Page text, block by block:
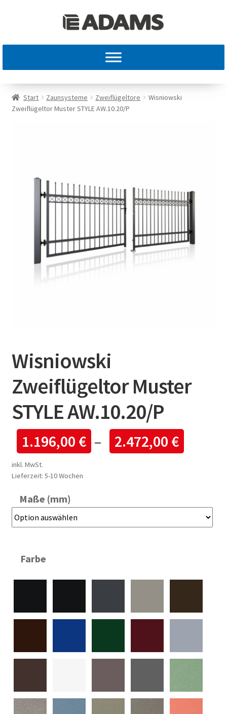
Start Zaunsysteme Zweiflügeltore
Wisniowski
Zweiflügeltor Muster STYLE AW.10.20/P
Wisniowski
Zweiflügeltor Muster
STYLE AW.10.20/P
1.196,00 € – 2.472,00 €
inkl. MwSt.
Lieferzeit: 5-10 Wochen
Maße (mm)
Farbe